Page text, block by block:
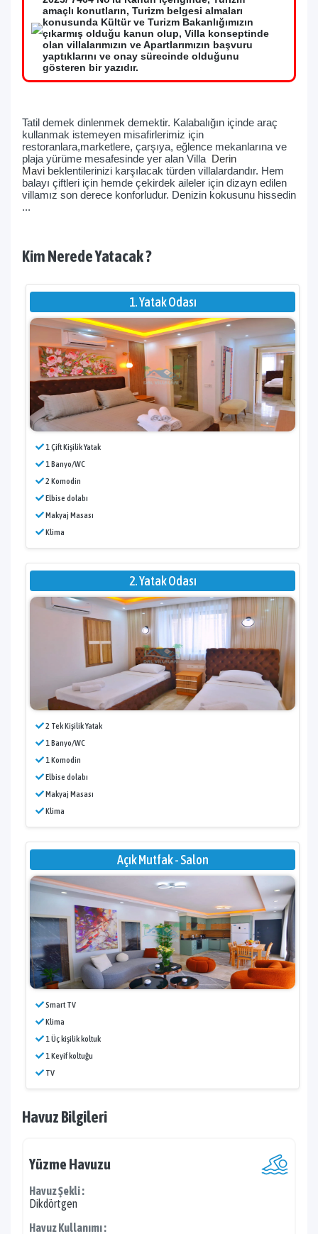
amaçlı konutların, Turizm belgesi almaları
konusunda Kültür ve Turizm Bakanlığımızın
çıkarmış olduğu kanun olup, Villa konseptinde
olan villalarımızın ve Apartlarımızın başvuru
yaptıklarını ve onay sürecinde olduğunu
gösteren bir yazıdır.
Tatil demek dinlenmek demektir. Kalabalığın içinde araç
kullanmak istemeyen misafirlerimiz için
restoranlara,marketlere, çarşıya, eğlence mekanlarına ve
plaja yürüme mesafesinde yer alan Villa Derin
Mavi beklentilerinizi karşılacak türden villalardandır. Hem
balayı çiftleri için hemde çekirdek aileler için dizayn edilen
villamız son derece konforludur. Denizin kokusunu hissedin
...
Kim Nerede Yatacak ?
1. Yatak Odası
1 Çift Kişilik Yatak
1 Banyo/WC
2 Komodin
Elbise dolabı
Makyaj Masası
Klima
2. Yatak Odası
2 Tek Kişilik Yatak
1 Banyo/WC
1 Komodin
Elbise dolabı
Makyaj Masası
Klima
Açık Mutfak - Salon
Smart TV
Klima
1 Üç kişilik koltuk
1 Keyif koltuğu
TV
Havuz Bilgileri
Yüzme Havuzu
Havuz Şekli :
Dikdörtgen
Havuz Kullanımı :